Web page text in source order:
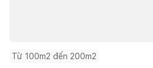
Từ 100m2 đến 200m2